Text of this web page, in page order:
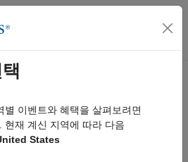
메뉴 토글
트
별 이벤트와 혜택을 살펴보려면
현재 계신 지역에 따라 다음
States